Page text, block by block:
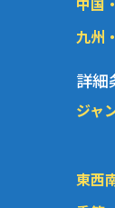
九州
詳細
ジャ
東西